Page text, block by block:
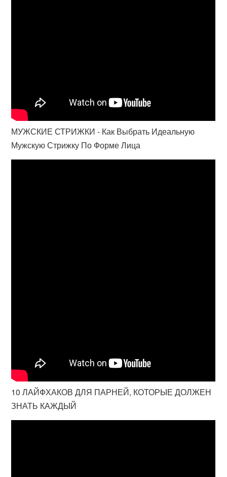
МУЖСКИЕ СТРИЖКИ - Как Выбрать Идеальную
Мужскую Стрижку По Форме Лица
10 ЛАЙФХАКОВ ДЛЯ ПАРНЕЙ, КОТОРЫЕ ДОЛЖЕН
ЗНАТЬ КАЖДЫЙ